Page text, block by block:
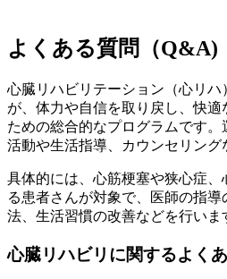
よくある質問（Q&A)
心臓リハビリテーション（心リ
が、体力や自信を取り戻し、快
ための総合的なプログラムです
活動や生活指導、カウンセリング
具体的には、心筋梗塞や狭心症、
る患者さんが対象で、医師の指
法、生活習慣の改善などを行いま
心臓リハビリに関するよく